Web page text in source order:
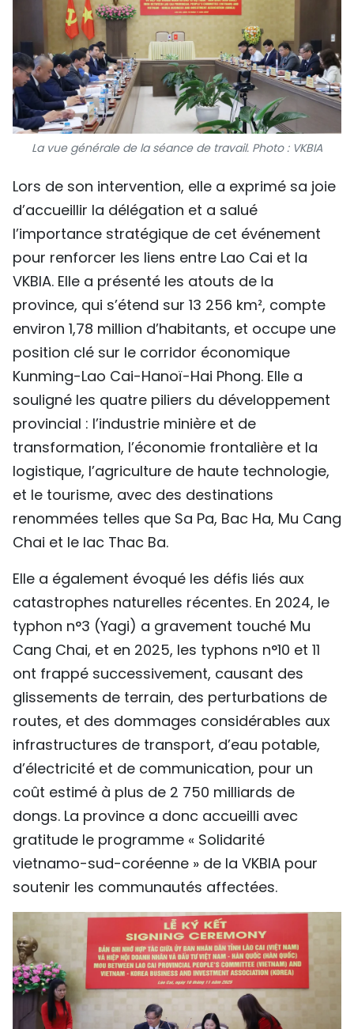
La vue générale de la séance de travail. Photo : VKBIA
Lors de son intervention, elle a exprimé sa joie
d’accueillir la délégation et a salué
l’importance stratégique de cet événement
pour renforcer les liens entre Lao Cai et la
VKBIA. Elle a présenté les atouts de la
province, qui s’étend sur 13 256 km², compte
environ 1,78 million d’habitants, et occupe une
position clé sur le corridor économique
Kunming-Lao Cai-Hanoï-Hai Phong. Elle a
souligné les quatre piliers du développement
provincial : l’industrie minière et de
transformation, l’économie frontalière et la
logistique, l’agriculture de haute technologie,
et le tourisme, avec des destinations
renommées telles que Sa Pa, Bac Ha, Mu Cang
Chai et le lac Thac Ba.
Elle a également évoqué les défis liés aux
catastrophes naturelles récentes. En 2024, le
typhon n°3 (Yagi) a gravement touché Mu
Cang Chai, et en 2025, les typhons n°10 et 11
ont frappé successivement, causant des
glissements de terrain, des perturbations de
routes, et des dommages considérables aux
infrastructures de transport, d’eau potable,
d’électricité et de communication, pour un
coût estimé à plus de 2 750 milliards de
dongs. La province a donc accueilli avec
gratitude le programme « Solidarité
vietnamo-sud-coréenne » de la VKBIA pour
soutenir les communautés affectées.